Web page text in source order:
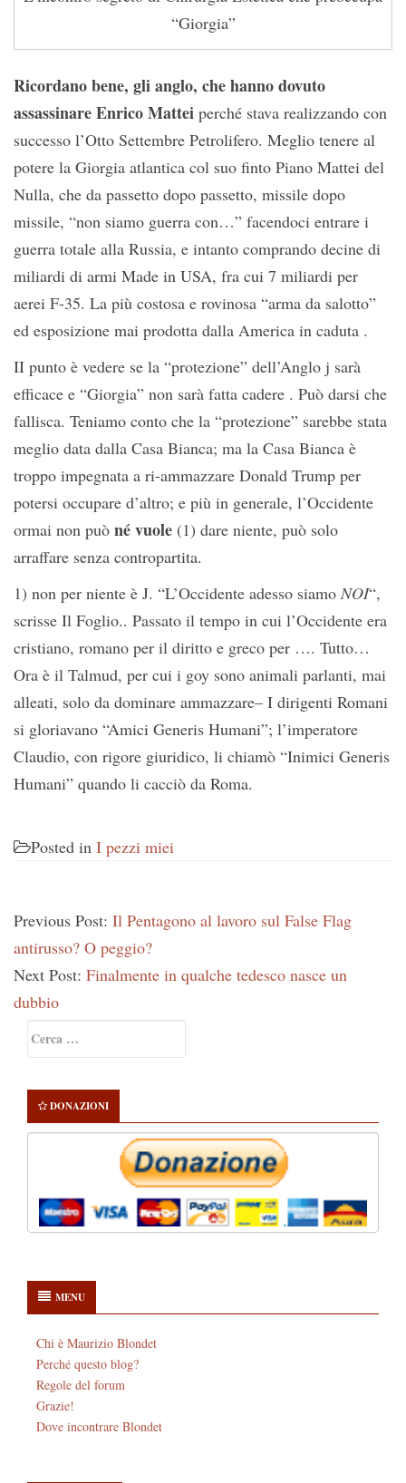
“Giorgia”
Ricordano bene, gli anglo, che hanno dovuto
assassinare Enrico Mattei perché stava realizzando con
successo l’Otto Settembre Petrolifero. Meglio tenere al
potere la Giorgia atlantica col suo finto Piano Mattei del
Nulla, che da passetto dopo passetto, missile dopo
missile, “non siamo guerra con…” facendoci entrare i
guerra totale alla Russia, e intanto comprando decine di
miliardi di armi Made in USA, fra cui 7 miliardi per
aerei F-35. La più costosa e rovinosa “arma da salotto”
ed esposizione mai prodotta dalla America in caduta .
II punto è vedere se la “protezione” dell’Anglo j sarà
efficace e “Giorgia” non sarà fatta cadere . Può darsi che
fallisca. Teniamo conto che la “protezione” sarebbe stata
meglio data dalla Casa Bianca; ma la Casa Bianca è
troppo impegnata a ri-ammazzare Donald Trump per
potersi occupare d’altro; e più in generale, l’Occidente
ormai non può né vuole (1) dare niente, può solo
arraffare senza contropartita.
1) non per niente è J. “L’Occidente adesso siamo NOI“,
scrisse Il Foglio.. Passato il tempo in cui l’Occidente era
cristiano, romano per il diritto e greco per …. Tutto…
Ora è il Talmud, per cui i goy sono animali parlanti, mai
alleati, solo da dominare ammazzare– I dirigenti Romani
si gloriavano “Amici Generis Humani”; l’imperatore
Claudio, con rigore giuridico, li chiamò “Inimici Generis
Humani” quando li cacciò da Roma.
Posted in I pezzi miei
Previous Post: Il Pentagono al lavoro sul False Flag
antirusso? O peggio?
Next Post: Finalmente in qualche tedesco nasce un
dubbio
Sidebar
per:
DONAZIONI
MENU
Chi è Maurizio Blondet
Perché questo blog?
Regole del forum
Grazie!
Dove incontrare Blondet